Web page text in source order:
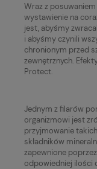
Wraz z
wystawienie na
jest, abyśmy
i abyśmy czynili
chronionym przed
zewnętrznych.
Protect.
Jednym z filarów
organizmowi jest
przyjmowanie
składników
zapewnione
odpowiedniej ilości